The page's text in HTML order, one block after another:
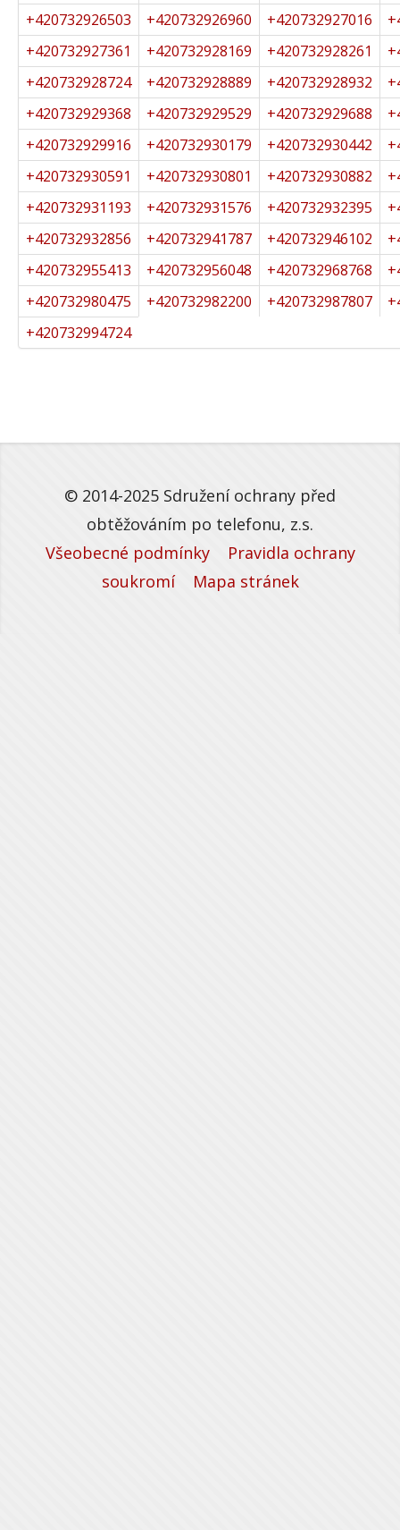
+420732926503
+420732926960 +420732927016
+420732927361
+420732928169 +420732928261
+420732928724
+420732928889 +420732928932
+420732929368
+420732929529 +420732929688
+420732929916
+420732930179 +420732930442
+420732930591
+420732930801 +420732930882
+420732931193
+420732931576 +420732932395
+420732932856
+420732941787 +420732946102
+420732955413
+420732956048 +420732968768
+420732980475
+420732982200 +420732987807
+420732994724
© 2014-2025 Sdružení ochrany před
obtěžováním po telefonu, z.s.
Všeobecné podmínky
Pravidla ochrany
soukromí
Mapa stránek